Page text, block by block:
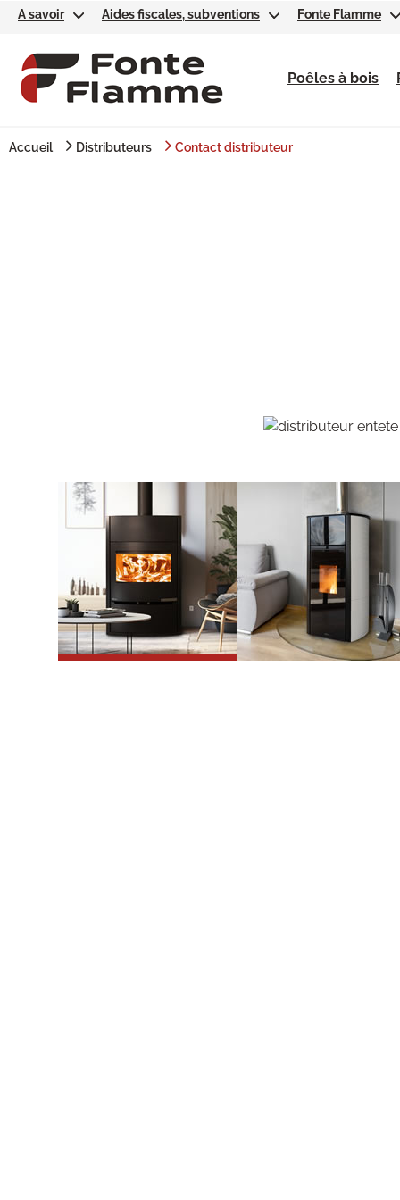
Poêles à bois
A savoir Aides fiscales, subventions Fonte Flamme
Accueil Distributeurs Contact distributeur